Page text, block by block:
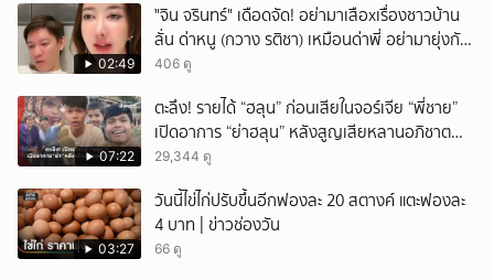
02:49
ั่"จิน จรินทร์" เดือดจัด! อย่ามาเสือxเรื่องชาวบ้าน
ลั่น ด่าหนู (กวาง รติชา) เหมือนด่าพี่ อย่ามายุ่งกับ
คนของผม จบ!!!
406 ดู
07:22
ตะลึง! รายได้ “ฮลุน” ก่อนเสียในจอร์เจีย “พี่ชาย”
เปิดอาการ “ย่าฮลุน” หลังสูญเสียหลานอภิชาต
บุตร!
29,344 ดู
03:27
วันนี้ไข่ไก่ปรับขึ้นอีกฟองละ 20 สตางค์ แตะฟองละ
4 บาท | ข่าวช่องวัน
66 ดู